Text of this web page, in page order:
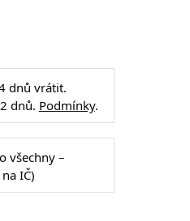
dnů vrátit.
dnů. Podmínky.
všechny –
IČ)